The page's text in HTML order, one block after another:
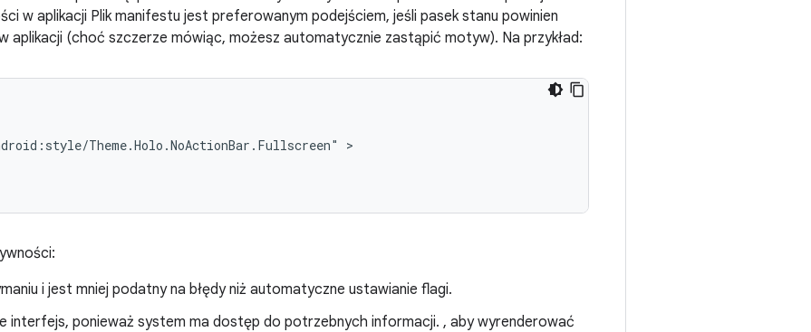
w aplikacji Plik manifestu jest preferowanym podejściem, jeśli pasek stanu powinien
aplikacji (choć szczerze mówiąc, możesz automatycznie zastąpić motyw). Na przykład:
Theme.Holo.NoActionBar.Fullscreen"
i jest mniej podatny na błędy niż automatyczne ustawianie flagi.
interfejs, ponieważ system ma dostęp do potrzebnych informacji. , aby wyrenderować